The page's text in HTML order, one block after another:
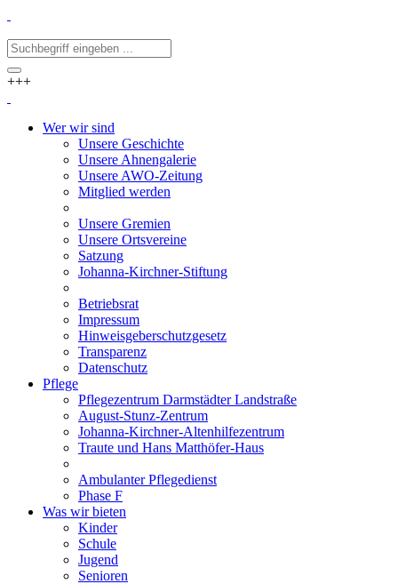
+++
Wer wir sind
Unsere Geschichte
Unsere Ahnengalerie
Unsere AWO-Zeitung
Mitglied werden
Unsere Gremien
Unsere Ortsvereine
Satzung
Johanna-Kirchner-Stiftung
Betriebsrat
Impressum
Hinweisgeberschutzgesetz
Transparenz
Datenschutz
Pflege
Pflegezentrum Darmstädter Landstraße
August-Stunz-Zentrum
Johanna-Kirchner-Altenhilfezentrum
Traute und Hans Matthöfer-Haus
Ambulanter Pflegedienst
Phase F
Was wir bieten
Kinder
Schule
Jugend
Senioren